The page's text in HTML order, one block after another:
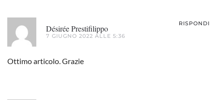
Désirée Prestifilippo
7 GIUGNO 2022 ALLE 5:36
RISPONDI
Ottimo articolo. Grazie